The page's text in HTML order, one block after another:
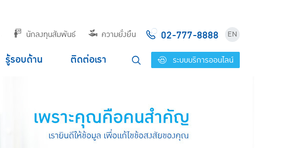
นักลงทุนสัมพันธ์ ความยั่งยืน 02-777-8888 EN
รู้รอบด้าน ติดต่อเรา ระบบบริการออนไลน์